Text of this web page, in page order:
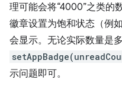
理可能会将“4000”之类的
徽章设置为饱和状态（例
会显示。无论实际数量是
示问题即可。